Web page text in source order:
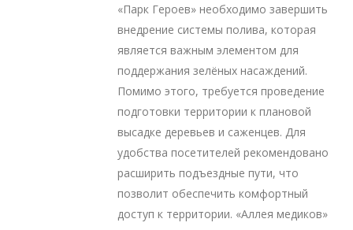
«Парк Героев» необходимо завершить
внедрение системы полива, которая
является важным элементом для
поддержания зелёных насаждений.
Помимо этого, требуется проведение
подготовки территории к плановой
высадке деревьев и саженцев. Для
удобства посетителей рекомендовано
расширить подъездные пути, что
позволит обеспечить комфортный
доступ к территории. «Аллея медиков»